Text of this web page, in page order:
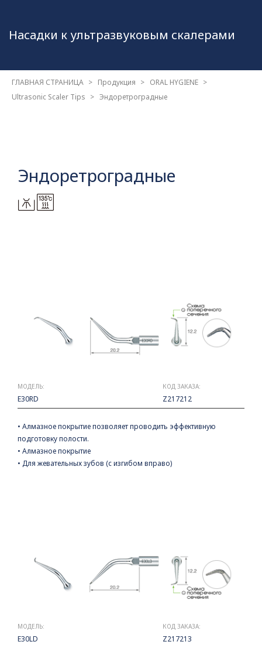
Насадки к ультразвуковым скалерами
ГЛАВНАЯ СТРАНИЦА Продукция
ORAL HYGIENE
Ultrasonic Scaler Tips
Эндоретроградные
Эндоретроградные
МОДЕЛЬ:
E30RD
КОД ЗАКАЗА:
Z217212
• Алмазное покрытие позволяет проводить эффективную
подготовку полости.
• Алмазное покрытие
• Для жевательных зубов (с изгибом вправо)
МОДЕЛЬ:
E30LD
КОД ЗАКАЗА:
Z217213